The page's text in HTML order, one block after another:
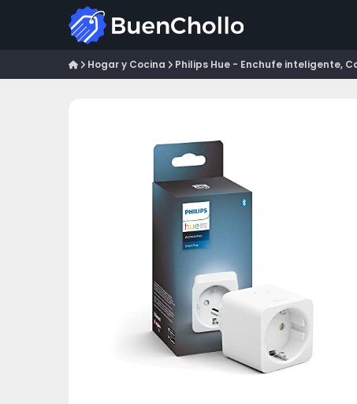
Hogar y Cocina Philips Hue - Enchufe inteligente,